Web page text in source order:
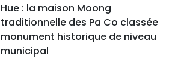
Hue : la maison Moong
traditionnelle des Pa Co classée
monument historique de niveau
municipal